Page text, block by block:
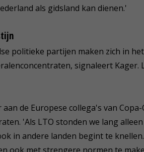
als gidsland kan dienen.'
politieke partijen maken zich in
signaleert Kager.
de Europese collega's van
'Als LTO stonden we lang
in andere landen begint te